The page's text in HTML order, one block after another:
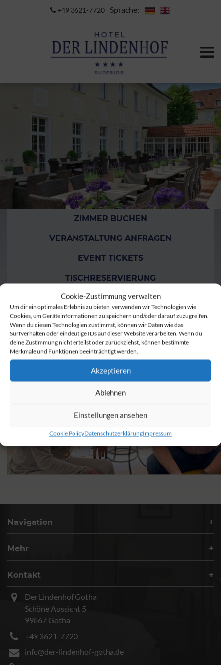
Cookie-Zustimmung verwalten
Um dir ein optimales Erlebnis zu bieten, verwenden wir Technologien wie
Cookies, um Geräteinformationen zu speichern und/oder darauf zuzugreifen.
Wenn du diesen Technologien zustimmst, können wir Daten wie das
Surfverhalten oder eindeutige IDs auf dieser Website verarbeiten. Wenn du
deine Zustimmung nicht erteilst oder zurückziehst, können bestimmte
Merkmale und Funktionen beeinträchtigt werden.
Akzeptieren
Ablehnen
Einstellungen ansehen
Cookie PolicyDatenschutzerklärungImpressum
+49 3621-7720 Sprache:
ZIMMER BUCHEN
VERANSTALTUNG ANFRAGEN
EVENT TICKETS
TISCHRESERVIERUNG
GUTSCHEINE
Navigation
Mehr
Kontakt
Der Lindenhof Gotha
Schöne Aussicht 5
99867 Gotha
+49 3621-7720
info@der-lindenhof-gotha.de